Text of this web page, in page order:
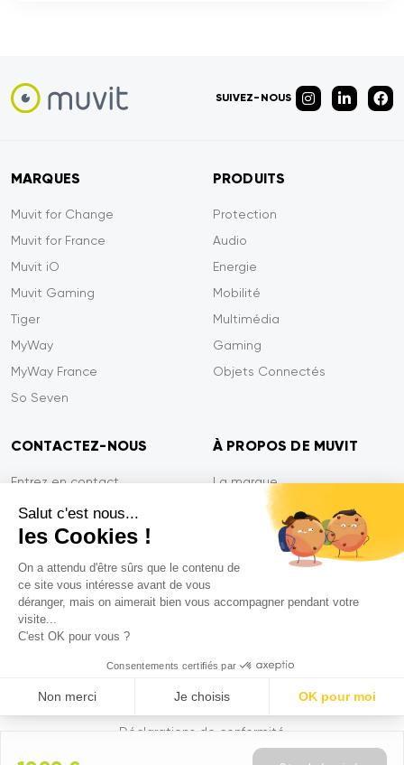
Salut c'est nous...
les Cookies !
On a attendu d'être sûrs que le contenu de
ce site vous intéresse avant de vous
déranger, mais on aimerait bien vous accompagner pendant votre
visite...
C'est OK pour vous ?
Consentements certifiés par
Non merci Je choisis OK pour moi
Plataforma de Gestión de Consentimiento: Personaliza tus
Nuestra plataforma te permite personalizar y gestionar tus
SUIVEZ-NOUS
MARQUES
Muvit for Change
Muvit for France
Muvit iO
Muvit Gaming
Tiger
MyWay
MyWay France
So Seven
PRODUITS
Protection
Audio
Energie
Mobilité
Multimédia
Gaming
Objets Connectés
CONTACTEZ-NOUS
Entrez en contact
Paiement sécurisé
Efficacité du service
Garantie Tiger
FAQ
À PROPOS DE MUVIT
La marque
Confidentialité
Contactez-nous
Mentions légales
Déclarations de conformité